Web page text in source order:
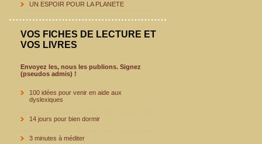
UN ESPOIR POUR LA PLANETE
VOS FICHES DE LECTURE ET
VOS LIVRES
Envoyez les, nous les publions. Signez
(pseudos admis) !
100 idées pour venir en aide aux
dyslexiques
14 jours pour bien dormir
3 minutes à méditer